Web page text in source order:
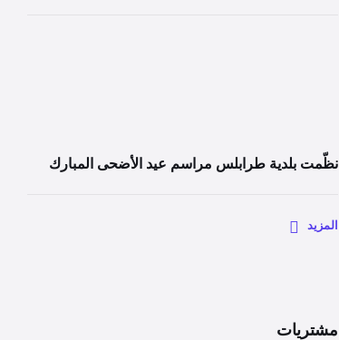
نظّمت بلدية طرابلس مراسم عيد الأضحى المبارك
المزيد
مشتريات